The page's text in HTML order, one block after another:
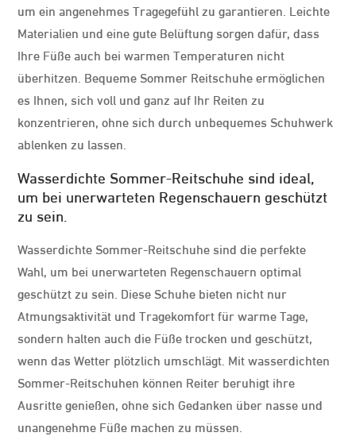
um ein angenehmes Tragegefühl zu garantieren. Leichte
Materialien und eine gute Belüftung sorgen dafür, dass
Ihre Füße auch bei warmen Temperaturen nicht
überhitzen. Bequeme Sommer Reitschuhe ermöglichen
es Ihnen, sich voll und ganz auf Ihr Reiten zu
konzentrieren, ohne sich durch unbequemes Schuhwerk
ablenken zu lassen.
Wasserdichte Sommer-Reitschuhe sind ideal,
um bei unerwarteten Regenschauern geschützt
zu sein.
Wasserdichte Sommer-Reitschuhe sind die perfekte
Wahl, um bei unerwarteten Regenschauern optimal
geschützt zu sein. Diese Schuhe bieten nicht nur
Atmungsaktivität und Tragekomfort für warme Tage,
sondern halten auch die Füße trocken und geschützt,
wenn das Wetter plötzlich umschlägt. Mit wasserdichten
Sommer-Reitschuhen können Reiter beruhigt ihre
Ausritte genießen, ohne sich Gedanken über nasse und
unangenehme Füße machen zu müssen.